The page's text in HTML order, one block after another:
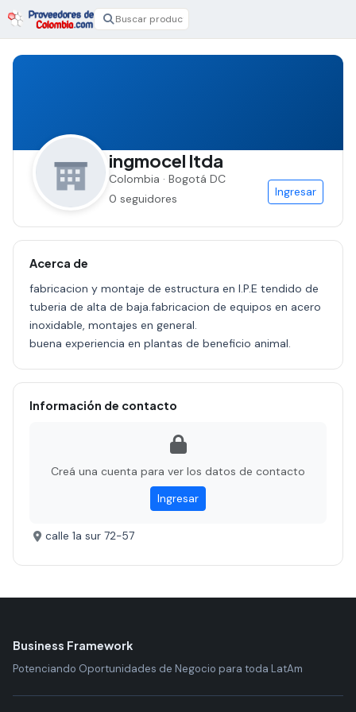
ingmocel ltda
Colombia · Bogotá DC
0 seguidores
Ingresar
Acerca de
fabricacion y montaje de estructura en I.P.E tendido de
tuberia de alta de baja.fabricacion de equipos en acero
inoxidable, montajes en general.
buena experiencia en plantas de beneficio animal.
Información de contacto
Creá una cuenta para ver los datos de contacto
Ingresar
calle 1a sur 72-57
Business Framework
Potenciando Oportunidades de Negocio para toda LatAm